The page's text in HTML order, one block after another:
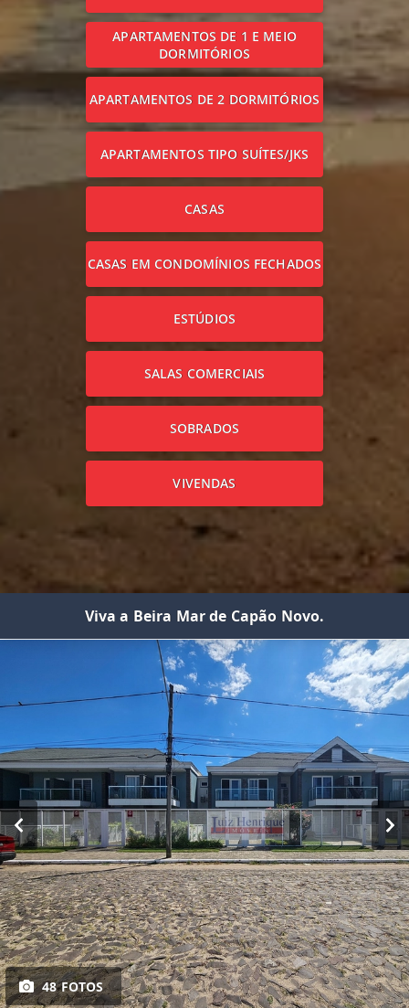
APARTAMENTOS DE 1 E MEIO
DORMITÓRIOS
APARTAMENTOS DE 2 DORMITÓRIOS
APARTAMENTOS TIPO SUÍTES/JKS
CASAS
CASAS EM CONDOMÍNIOS FECHADOS
ESTÚDIOS
SALAS COMERCIAIS
SOBRADOS
VIVENDAS
Viva a Beira Mar de Capão Novo.
48 FOTOS